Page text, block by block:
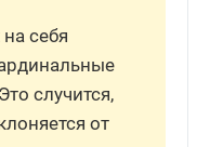
себя
случится,
от